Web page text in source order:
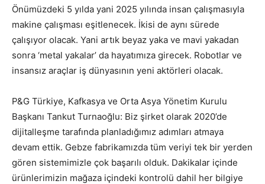
Önümüzdeki 5 yılda yani 2025 yılında insan çalışmasıyla
makine çalışması eşitlenecek. İkisi de aynı sürede
çalışıyor olacak. Yani artık beyaz yaka ve mavi yakadan
sonra ‘metal yakalar’ da hayatımıza girecek. Robotlar ve
insansız araçlar iş dünyasının yeni aktörleri olacak.
P&G Türkiye, Kafkasya ve Orta Asya Yönetim Kurulu
Başkanı Tankut Turnaoğlu: Biz şirket olarak 2020’de
dijitalleşme tarafında planladığımız adımları atmaya
devam ettik. Gebze fabrikamızda tüm veriyi tek bir yerden
gören sistemimizle çok başarılı olduk. Dakikalar içinde
ürünlerimizin mağaza içindeki kontrolü dahil her bilgiye